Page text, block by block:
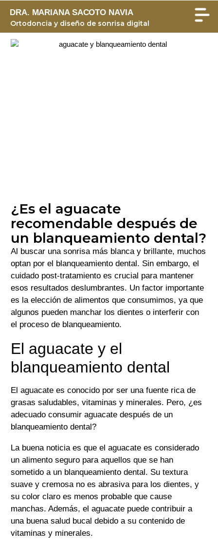
Ortodoncia y diseño de sonrisa digital
DRA. MARIANA SACOTO NAVIA
¿Es el aguacate
recomendable después de
un blanqueamiento dental?
Al buscar una sonrisa más blanca y brillante, muchos
optan por el blanqueamiento dental. Sin embargo, el
cuidado post-tratamiento es crucial para mantener
esos resultados deslumbrantes. Un factor importante
es la elección de alimentos que consumimos, ya que
algunos pueden manchar los dientes o interferir con
el proceso de blanqueamiento.
El aguacate y el
blanqueamiento dental
El aguacate es conocido por ser una fuente rica de
grasas saludables, vitaminas y minerales. Pero, ¿es
adecuado consumir aguacate después de un
blanqueamiento dental?
La buena noticia es que el aguacate es considerado
un alimento seguro para aquellos que se han
sometido a un blanqueamiento dental. Su textura
suave y cremosa no es abrasiva para los dientes, y
su color claro es menos probable que cause
manchas. Además, el aguacate puede contribuir a
una buena salud bucal debido a su contenido de
vitaminas y minerales.